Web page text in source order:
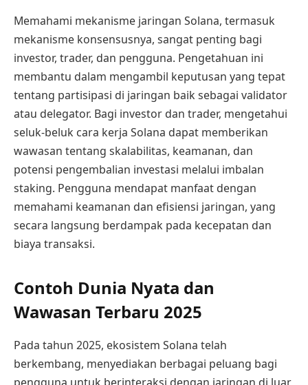
Memahami mekanisme jaringan Solana, termasuk
mekanisme konsensusnya, sangat penting bagi
investor, trader, dan pengguna. Pengetahuan ini
membantu dalam mengambil keputusan yang tepat
tentang partisipasi di jaringan baik sebagai validator
atau delegator. Bagi investor dan trader, mengetahui
seluk-beluk cara kerja Solana dapat memberikan
wawasan tentang skalabilitas, keamanan, dan
potensi pengembalian investasi melalui imbalan
staking. Pengguna mendapat manfaat dengan
memahami keamanan dan efisiensi jaringan, yang
secara langsung berdampak pada kecepatan dan
biaya transaksi.
Contoh Dunia Nyata dan
Wawasan Terbaru 2025
Pada tahun 2025, ekosistem Solana telah
berkembang, menyediakan berbagai peluang bagi